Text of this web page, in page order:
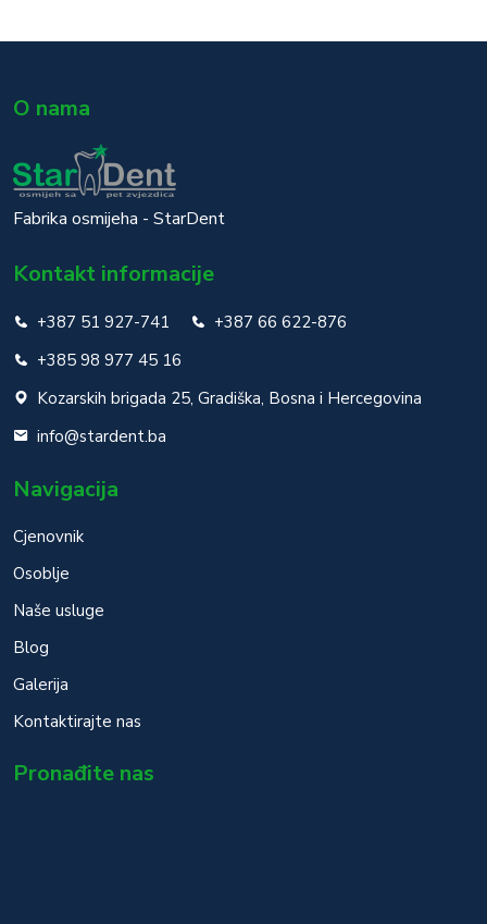
O nama
Fabrika osmijeha - StarDent
Kontakt informacije
+387 51 927-741
+387 66 622-876
+385 98 977 45 16
Kozarskih brigada 25, Gradiška, Bosna i Hercegovina
info@stardent.ba
Navigacija
Cjenovnik
Osoblje
Naše usluge
Blog
Galerija
Kontaktirajte nas
Pronađite nas